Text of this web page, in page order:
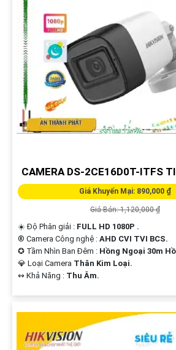
CAMERA DS-2CE16D0T-ITFS
Giá Khuyến Mại: 890,000 ₫
Giá Bán: 1,120,000 ₫
☀️ Độ Phân giải : FULL HD 1080P .
®️ Camera Công nghệ : AHD CVI TVI BCS.
✪ Tầm Nhìn Ban Đêm : Hồng Ngoại 30m
💎 Loại Camera Thân Kim Loại.
️↭ Khả Năng : Thu Âm.